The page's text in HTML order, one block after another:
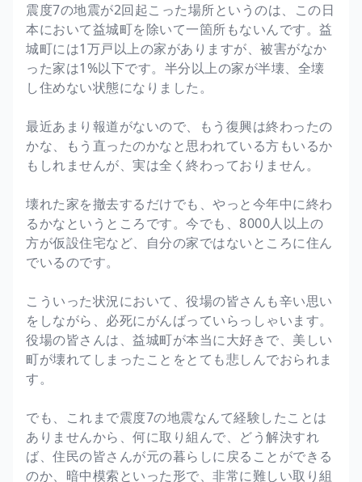
震度7の地震が2回起こった場所というのは、この日
本において益城町を除いて一箇所もないんです。益
城町には1万戸以上の家がありますが、被害がなか
った家は1%以下です。半分以上の家が半壊、全壊
し住めない状態になりました。
最近あまり報道がないので、もう復興は終わったの
かな、もう直ったのかなと思われている方もいるか
もしれませんが、実は全く終わっておりません。
壊れた家を撤去するだけでも、やっと今年中に終わ
るかなというところです。今でも、8000人以上の
方が仮設住宅など、自分の家ではないところに住ん
でいるのです。
こういった状況において、役場の皆さんも辛い思い
をしながら、必死にがんばっていらっしゃいます。
役場の皆さんは、益城町が本当に大好きで、美しい
町が壊れてしまったことをとても悲しんでおられま
す。
でも、これまで震度7の地震なんて経験したことは
ありませんから、何に取り組んで、どう解決すれ
ば、住民の皆さんが元の暮らしに戻ることができる
のか、暗中模索といった形で、非常に難しい取り組